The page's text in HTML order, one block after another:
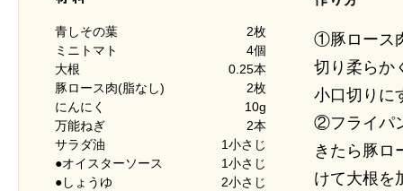
青しその葉
2枚
ミニトマト
4個
大根
0.25本
豚ロース肉(脂なし)
2枚
にんにく
10g
万能ねぎ
2本
サラダ油
1小さじ
●オイスターソース
1小さじ
●しょうゆ
2小さじ
①豚ロース
切り柔らか
小口切りに
②フライパ
きたら豚ロ
けて大根を